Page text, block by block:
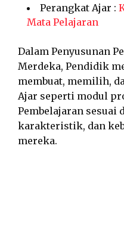
Perangkat Ajar :
Mata Pelajaran
Dalam Penyusunan
Merdeka, Pendidik
membuat, memilih,
Ajar seperti modul
Pembelajaran sesuai
karakteristik, dan
mereka.